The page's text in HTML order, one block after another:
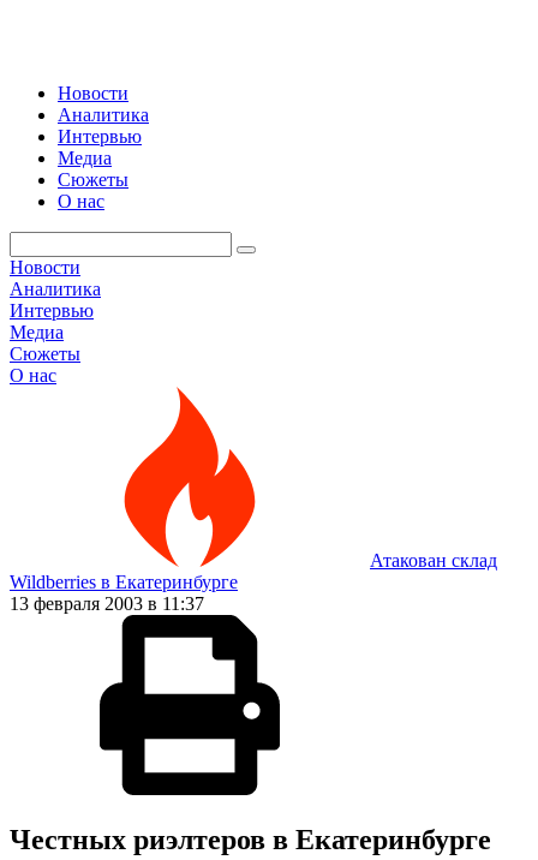
Новости
Аналитика
Интервью
Медиа
Сюжеты
О нас
Новости
Аналитика
Интервью
Медиа
Сюжеты
О нас
Атакован склад
Wildberries в Екатеринбурге
13 февраля 2003 в 11:37
Честных риэлтеров в Екатеринбурге